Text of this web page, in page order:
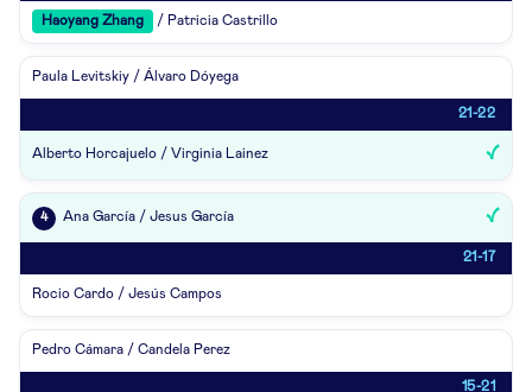
Haoyang Zhang / Patricia Castrillo
Paula Levitskiy / Álvaro Dóyega
21-22
Alberto Horcajuelo / Virginia Lainez
4 Ana García / Jesus García
21-17
Rocio Cardo / Jesús Campos
Pedro Cámara / Candela Perez
15-21